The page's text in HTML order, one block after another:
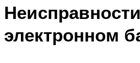
электронном